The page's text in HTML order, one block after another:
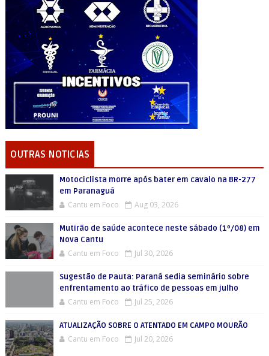
OUTRAS NOTICIAS
Motociclista morre após bater em cavalo na BR-277
em Paranaguá
Cantu em Foco Aug 03, 2026
Mutirão de saúde acontece neste sábado (1º/08) em
Nova Cantu
Cantu em Foco Jul 30, 2026
Sugestão de Pauta: Paraná sedia seminário sobre
enfrentamento ao tráfico de pessoas em julho
Cantu em Foco Jul 25, 2026
ATUALIZAÇÃO SOBRE O ATENTADO EM CAMPO MOURÃO
Cantu em Foco Jul 20, 2026